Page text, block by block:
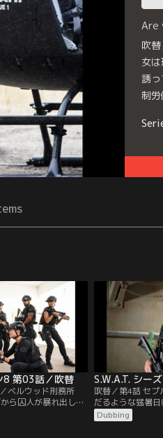
Are
吹
女
誘
制
8 第03話／吹替
ベルウッド刑務所
ら囚人が暴れ出し、
に立てこもる。
拾に当たるが、一件
S.W.A.T. シー
吹替／第4話 セ
だるような猛暑
生。混乱に対応
ルベダ・プロト
Dubbing